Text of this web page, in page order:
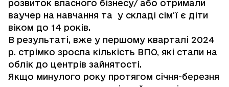
розвиток власного бізнесу/ або отримали
ваучер на навчання та у складі сім’ї є діти
віком до 14 років.
В результаті, вже у першому кварталі 2024
р. стрімко зросла кількість ВПО, які стали на
облік до центрів зайнятості.
Якщо минулого року протягом січня-березня